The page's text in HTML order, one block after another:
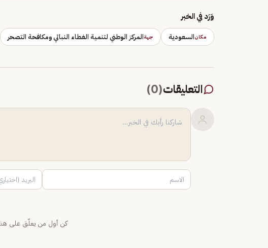
وَرَد في الخبر
مكانالسعودية جهةالمركز الوطني لتنمية الغطاء النباتي ومكافحة التصحر
التعليقات(
0
)
كن أول من يعلّق على هذا